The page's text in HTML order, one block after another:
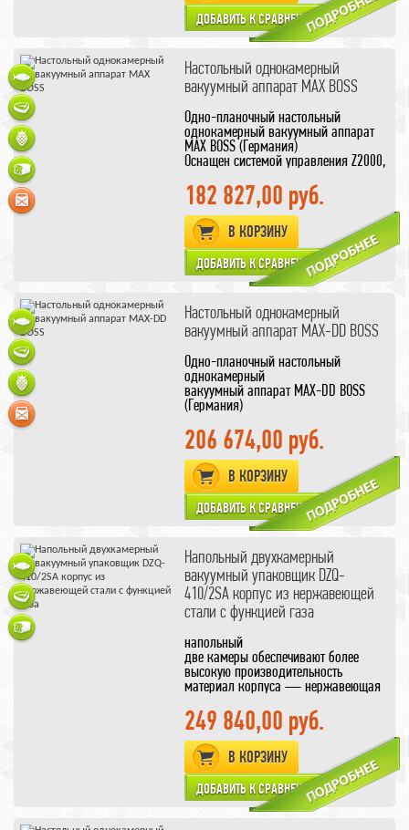
Настольный однокамерный
вакуумный аппарат MAX BOSS
Одно-планочный настольный
однокамерный вакуумный аппарат
MAX BOSS (Германия)
Оснащен системой управления Z2000,
позволяющая установить
аэрации
182 827,00 руб.
В КОРЗИНУ
Настольный однокамерный
вакуумный аппарат MAX-DD BOSS
Одно-планочный настольный
однокамерный
вакуумный аппарат MAX-DD BOSS
(Германия)
Увеличенный размер камеры
позволяет
упаковывать более габаритные
продукты
С микропроцессорная система
управления Z 2000
позволяет установить систему
газозамещения
Помпа более высокой
производительности чем у MAX
206 674,00 руб.
В КОРЗИНУ
Напольный двухкамерный
вакуумный упаковщик DZQ-
410/2SA корпус из нержавеющей
стали с функцией газа
напольный
две камеры обеспечивают более
высокую производительность
материал корпуса — нержавеющая
сталь
с функцией газа
длина шва 410 мм
Наглядно размеры камер
представлены на дополнительном
рисунке, кликните для увеличения,
чтобы ознакомиться с реальными
размерами вакуумной камеры
подберите подходящиевакуумные
249 840,00 руб.
В КОРЗИНУ